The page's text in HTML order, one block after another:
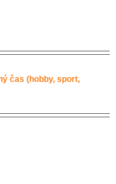
čas (hobby, sport,